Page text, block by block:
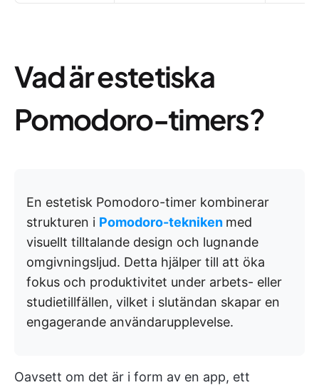
Vad är estetiska
Pomodoro-timers?
En estetisk Pomodoro-timer kombinerar
strukturen i Pomodoro-tekniken med
visuellt tilltalande design och lugnande
omgivningsljud. Detta hjälper till att öka
fokus och produktivitet under arbets- eller
studietillfällen, vilket i slutändan skapar en
engagerande användarupplevelse.
Oavsett om det är i form av en app, ett